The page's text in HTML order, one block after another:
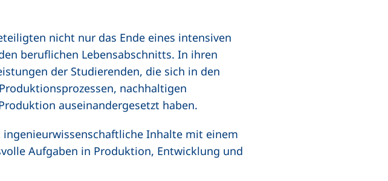
nicht nur das Ende eines intensiven
beruflichen Lebensabschnitts. In ihren
der Studierenden, die sich in den
nachhaltigen
auseinandergesetzt haben.
Inhalte mit einem
Aufgaben in Produktion, Entwicklung und